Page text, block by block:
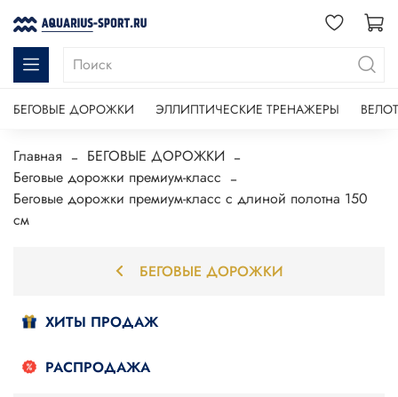
БЕГОВЫЕ ДОРОЖКИ ЭЛЛИПТИЧЕСКИЕ ТРЕНАЖЕРЫ
Главная
БЕГОВЫЕ ДОРОЖКИ
Беговые дорожки премиум-класс
Беговые дорожки премиум-класс с длиной полотна 150
см
БЕГОВЫЕ ДОРОЖКИ
ХИТЫ ПРОДАЖ
РАСПРОДАЖА